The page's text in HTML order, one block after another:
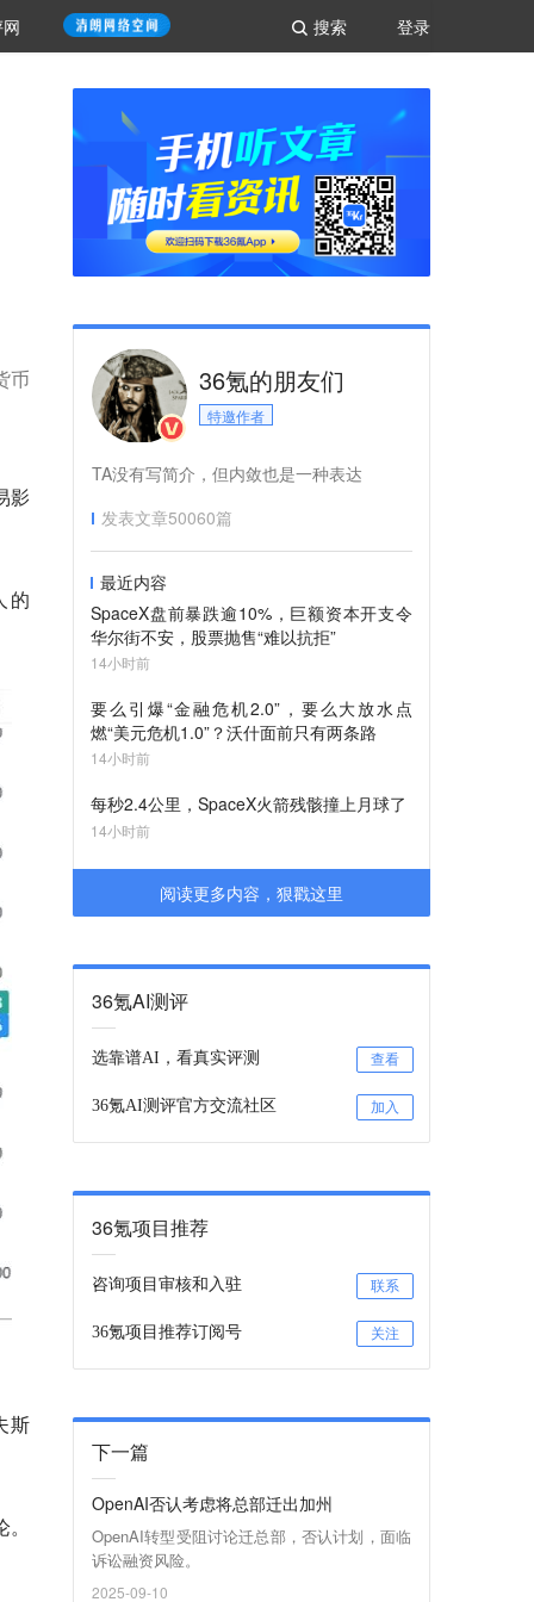
登录
搜索
币
影
的
斯
36氪的朋友们
特邀作者
TA没有写简介，但内敛也是一种表达
发表文章50060篇
最近内容
SpaceX盘前暴跌逾10%，巨额资本开支令
华尔街不安，股票抛售“难以抗拒”
14小时前
要么引爆“金融危机2.0”，要么大放水点
燃“美元危机1.0”？沃什面前只有两条路
14小时前
每秒2.4公里，SpaceX火箭残骸撞上月球了
14小时前
阅读更多内容，狠戳这里
36氪AI测评
选靠谱AI，看真实评测 查看
36氪AI测评官方交流社区 加入
36氪项目推荐
咨询项目审核和入驻 联系
36氪项目推荐订阅号 关注
下一篇
OpenAI否认考虑将总部迁出加州
OpenAI转型受阻讨论迁总部，否认计划，面临
诉讼融资风险。
2025-09-10